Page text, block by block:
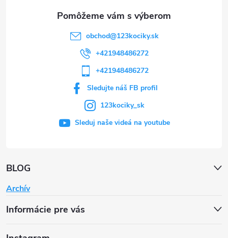
BLOG
Archív
Informácie pre vás
obchod@123kociky.sk
+421948486272
+421948486272
Sledujte náš FB profil
123kociky_sk
Sleduj naše videá na youtube